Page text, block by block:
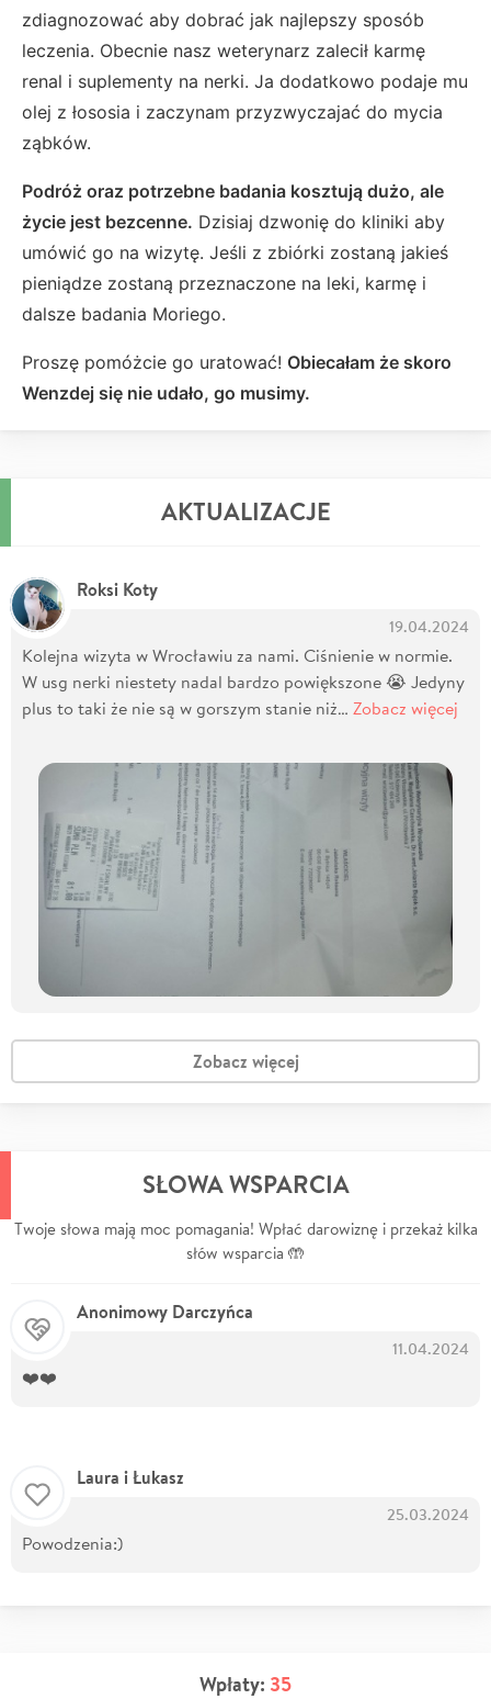
zdiagnozować aby dobrać jak najlepszy sposób
leczenia. Obecnie nasz weterynarz zalecił karmę
renal i suplementy na nerki. Ja dodatkowo podaje mu
olej z łososia i zaczynam przyzwyczajać do mycia
ząbków.
Podróż oraz potrzebne badania kosztują dużo, ale
życie jest bezcenne. Dzisiaj dzwonię do kliniki aby
umówić go na wizytę. Jeśli z zbiórki zostaną jakieś
pieniądze zostaną przeznaczone na leki, karmę i
dalsze badania Moriego.
Proszę pomóżcie go uratować! Obiecałam że skoro
Wenzdej się nie udało, go musimy.
AKTUALIZACJE
Roksi Koty
19.04.2024
Kolejna wizyta w Wrocławiu za nami. Ciśnienie w normie.
W usg nerki niestety nadal bardzo powiększone 😭 Jedyny
plus to taki że nie są w gorszym stanie niż… Zobacz więcej
Zobacz więcej
SŁOWA WSPARCIA
Twoje słowa mają moc pomagania! Wpłać darowiznę i przekaż kilka
słów wsparcia 🤲
Anonimowy Darczyńca
11.04.2024
❤️❤️
Laura i Łukasz
25.03.2024
Powodzenia:)
Wpłaty: 35